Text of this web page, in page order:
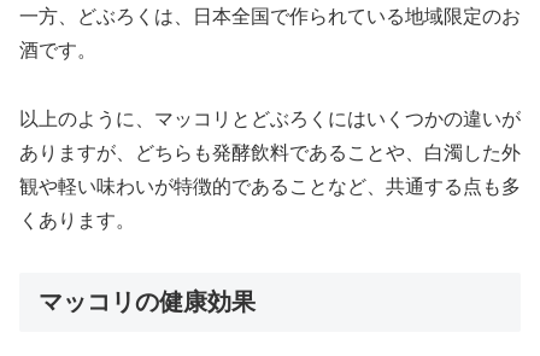
一方、どぶろくは、日本全国で作られている地域限定のお
酒です。
以上のように、マッコリとどぶろくにはいくつかの違いが
ありますが、どちらも発酵飲料であることや、白濁した外
観や軽い味わいが特徴的であることなど、共通する点も多
くあります。
マッコリの健康効果